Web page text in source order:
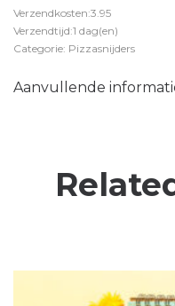
Verzendkosten:3.95
Verzendtijd:1 dag(en)
Categorie: Pizzasnijders
Aanvullende